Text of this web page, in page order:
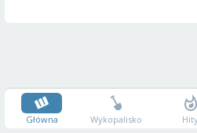
Główna Wykopalisko